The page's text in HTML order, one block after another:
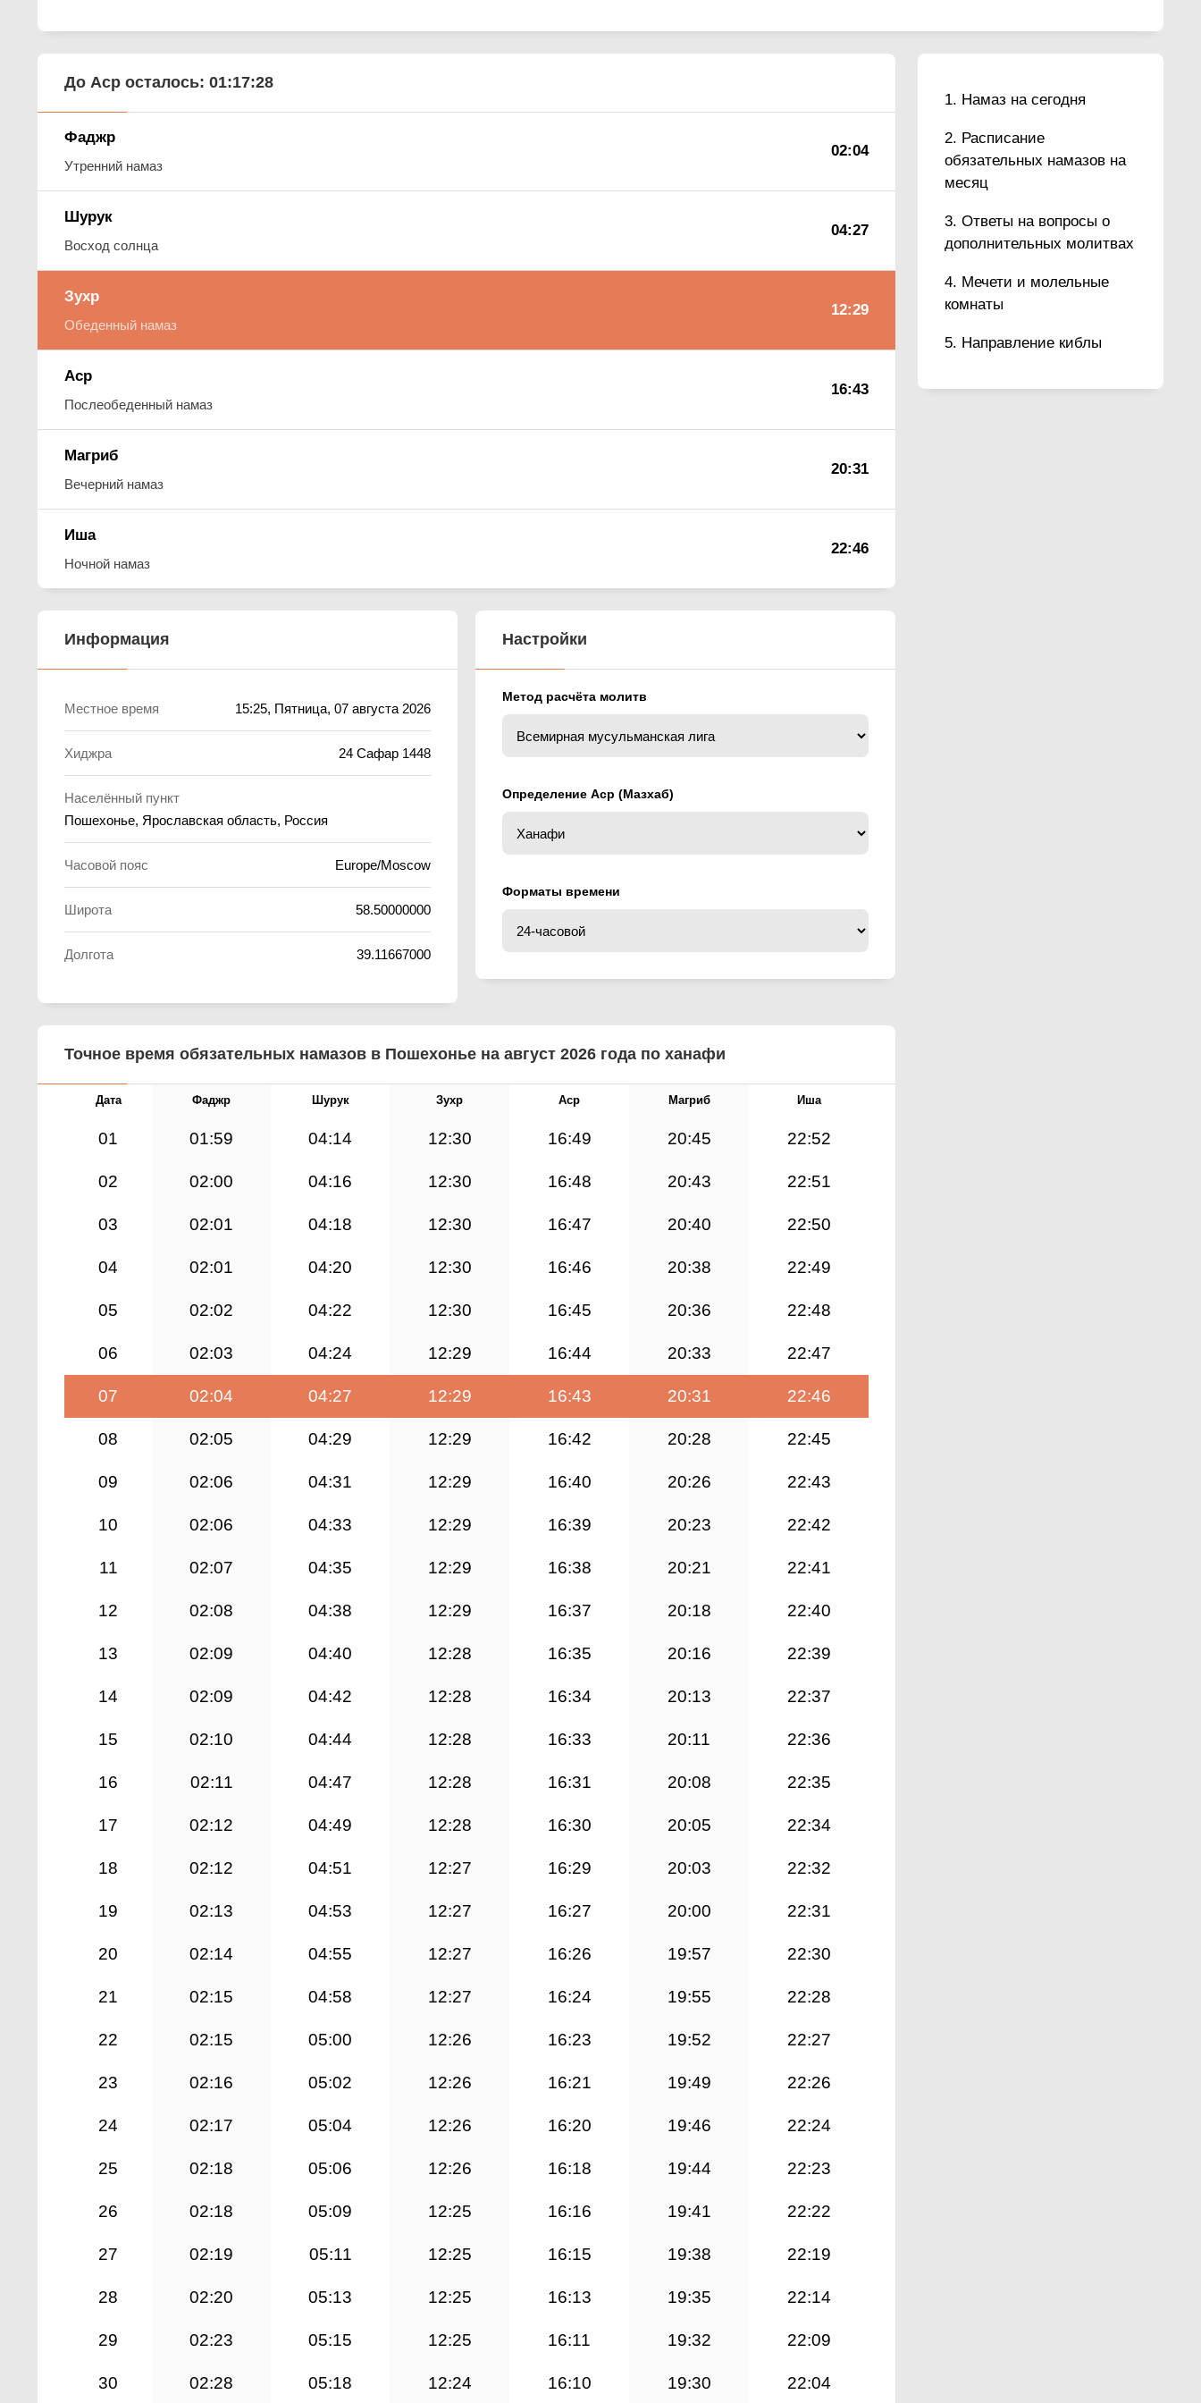
Намаз на сегодня
Расписание
обязательных намазов на
месяц
Ответы на вопросы о
дополнительных молитвах
Мечети и молельные
комнаты
Направление киблы
До Аср осталось: 01:17:27
Фаджр
Утренний намаз
02:04
Шурук
Восход солнца
04:27
Зухр
Обеденный намаз
12:29
Аср
Послеобеденный намаз
16:43
Магриб
Вечерний намаз
20:31
Иша
Ночной намаз
22:46
Информация
Местное время 15:25, Пятница, 07 августа 2026
Хиджра 24 Сафар 1448
Населённый пункт
Пошехонье, Ярославская область, Россия
Часовой пояс Europe/Moscow
Широта 58.50000000
Долгота 39.11667000
Настройки
Метод расчёта молитв
Определение Аср (Мазхаб)
Форматы времени
Точное время обязательных намазов в Пошехонье на август 2026 года по ханафи
Дата Фаджр Шурук Зухр Аср Магриб Иша
01 01:59 04:14 12:30 16:49 20:45 22:52
02 02:00 04:16 12:30 16:48 20:43 22:51
03 02:01 04:18 12:30 16:47 20:40 22:50
04 02:01 04:20 12:30 16:46 20:38 22:49
05 02:02 04:22 12:30 16:45 20:36 22:48
06 02:03 04:24 12:29 16:44 20:33 22:47
07 02:04 04:27 12:29 16:43 20:31 22:46
08 02:05 04:29 12:29 16:42 20:28 22:45
09 02:06 04:31 12:29 16:40 20:26 22:43
10 02:06 04:33 12:29 16:39 20:23 22:42
11 02:07 04:35 12:29 16:38 20:21 22:41
12 02:08 04:38 12:29 16:37 20:18 22:40
13 02:09 04:40 12:28 16:35 20:16 22:39
14 02:09 04:42 12:28 16:34 20:13 22:37
15 02:10 04:44 12:28 16:33 20:11 22:36
16 02:11 04:47 12:28 16:31 20:08 22:35
17 02:12 04:49 12:28 16:30 20:05 22:34
18 02:12 04:51 12:27 16:29 20:03 22:32
19 02:13 04:53 12:27 16:27 20:00 22:31
20 02:14 04:55 12:27 16:26 19:57 22:30
21 02:15 04:58 12:27 16:24 19:55 22:28
22 02:15 05:00 12:26 16:23 19:52 22:27
23 02:16 05:02 12:26 16:21 19:49 22:26
24 02:17 05:04 12:26 16:20 19:46 22:24
25 02:18 05:06 12:26 16:18 19:44 22:23
26 02:18 05:09 12:25 16:16 19:41 22:22
27 02:19 05:11 12:25 16:15 19:38 22:19
28 02:20 05:13 12:25 16:13 19:35 22:14
29 02:23 05:15 12:25 16:11 19:32 22:09
30 02:28 05:18 12:24 16:10 19:30 22:04